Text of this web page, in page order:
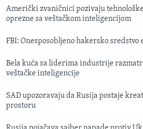
Američki zvaničnici pozivaju
oprezne sa veštačkom inteligencijom
FBI: Onesposobljeno hakersko
Bela kuća sa liderima industrije
veštačke inteligencije
SAD upozoravaju da Rusija postaje
prostoru